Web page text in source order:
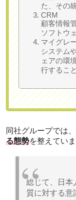
た、その
CRM
顧客情報
ソフトウ
マイグレ
システム
ェアの環
行すること
同社グループでは、
る態勢を整えていま
総じて、日本
質に対する意